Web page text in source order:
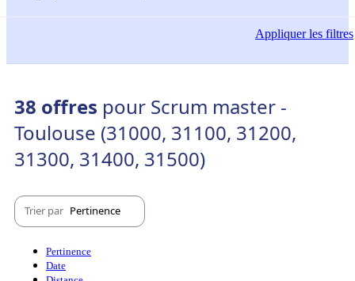
Appliquerles filtres
38 offres pour Scrum master -
Toulouse (31000, 31100, 31200,
31300, 31400, 31500)
Trier par Pertinence
Pertinence
Date